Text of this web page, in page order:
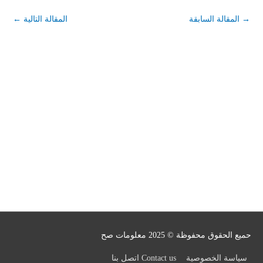
→ المقالة السابقة المقالة التالية ←
حميع الحقوق محفوظة © 2025 معلومات صح
سياسة الخصوصية Contact us اتصل بنا